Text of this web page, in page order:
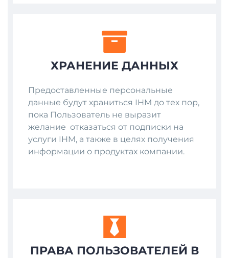
ХРАНЕНИЕ ДАННЫХ
Предоставленные персональные
данные будут храниться IHM до тех пор,
пока Пользователь не выразит
желание отказаться от подписки на
услуги IHM, а также в целях получения
информации о продуктах компании.
ПРАВА ПОЛЬЗОВАТЕЛЕЙ В